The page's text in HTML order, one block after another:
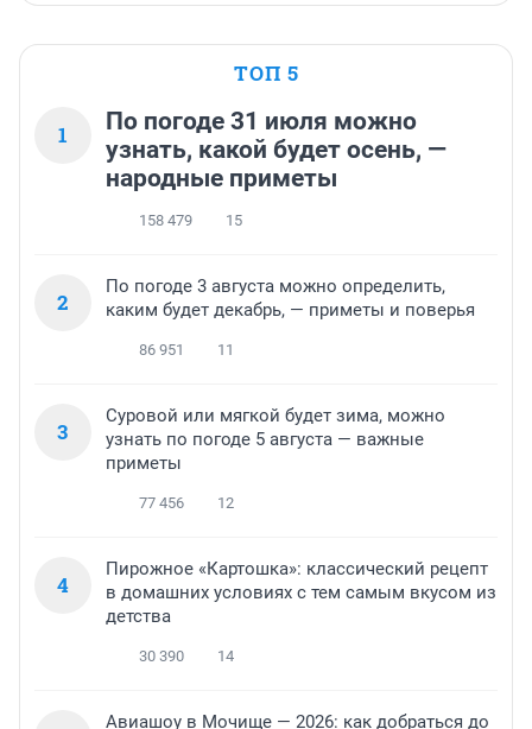
ТОП 5
1
По погоде 31 июля можно
узнать, какой будет осень, —
народные приметы
158 479 15
2
По погоде 3 августа можно определить,
каким будет декабрь, — приметы и поверья
86 951 11
3
Суровой или мягкой будет зима, можно
узнать по погоде 5 августа — важные
приметы
77 456 12
4
Пирожное «Картошка»: классический рецепт
в домашних условиях с тем самым вкусом из
детства
30 390 14
Авиашоу в Мочище — 2026: как добраться до